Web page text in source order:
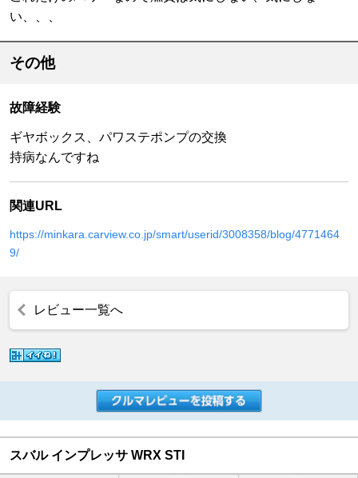
い、、、
その他
故障経験
ギヤボックス、パワステポンプの交換
持病なんですね
関連URL
https://minkara.carview.co.jp/smart/userid/3008358/blog/4771464
9/
レビュー一覧へ
スバル インプレッサ WRX STI